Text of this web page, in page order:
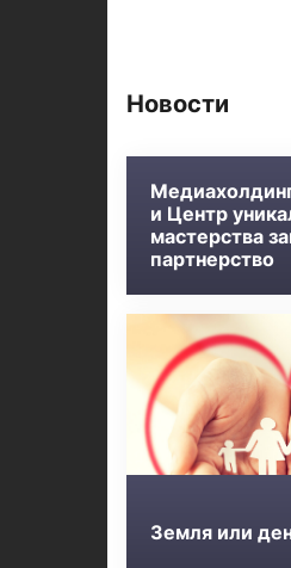
Новости
и Центр
мастерства
партнерство
Земля или